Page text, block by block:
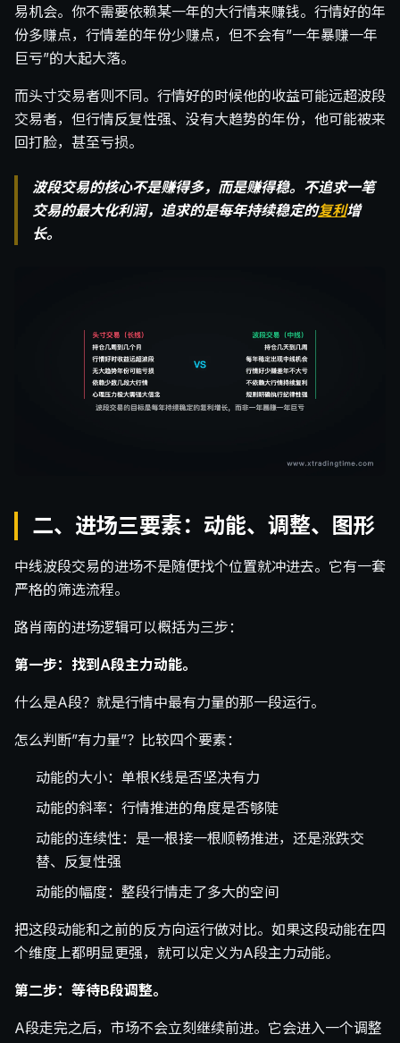
易机会。你不需要依赖某一年的大行情来赚钱。行情好的年
份多赚点，行情差的年份少赚点，但不会有”一年暴赚一年
巨亏”的大起大落。
而头寸交易者则不同。行情好的时候他的收益可能远超波段
交易者，但行情反复性强、没有大趋势的年份，他可能被来
回打脸，甚至亏损。
波段交易的核心不是赚得多，而是赚得稳。不追求一笔
交易的最大化利润，追求的是每年持续稳定的复利增
长。
二、进场三要素：动能、调整、图形
中线波段交易的进场不是随便找个位置就冲进去。它有一套
严格的筛选流程。
路肖南的进场逻辑可以概括为三步：
第一步：找到A段主力动能。
什么是A段？就是行情中最有力量的那一段运行。
怎么判断”有力量”？比较四个要素：
动能的大小：单根K线是否坚决有力
动能的斜率：行情推进的角度是否够陡
动能的连续性：是一根接一根顺畅推进，还是涨跌交
替、反复性强
动能的幅度：整段行情走了多大的空间
把这段动能和之前的反方向运行做对比。如果这段动能在四
个维度上都明显更强，就可以定义为A段主力动能。
第二步：等待B段调整。
A段走完之后，市场不会立刻继续前进。它会进入一个调整